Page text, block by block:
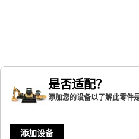
是否适配？
添加您的设备以了解此零件
添加设备